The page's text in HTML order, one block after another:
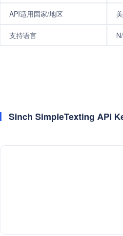
API适用国家/地区
支持语言
Sinch SimpleTexting API